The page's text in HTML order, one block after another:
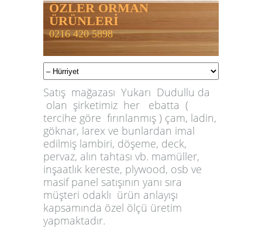
ÖZLER ORMAN
ÜRÜNLERİ
0216 420 5898
Satış mağazası Yukarı Dudullu da
olan şirketimiz her ebatta (
tercihe göre fırınlanmış ) çam, ladin,
göknar, larex ve bunlardan imal
edilmiş lambiri, döşeme, deck,
pervaz, alın tahtası vb. mamüller,
inşaatlık kereste, plywood, osb ve
masif panel satışının yanı sıra
müşteri odaklı ürün anlayışı
kapsamında özel ölçü üretim
yapmaktadır.